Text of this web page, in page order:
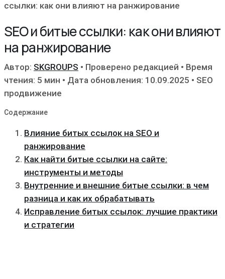
ссылки: как они влияют на ранжирование
SEO и битые ссылки: как они влияют
на ранжирование
Автор: SKGROUPS • Проверено редакцией • Время
чтения: 5 мин • Дата обновления: 10.09.2025 • SEO
продвижение
Содержание
Влияние битых ссылок на SEO и
ранжирование
Как найти битые ссылки на сайте:
инструменты и методы
Внутренние и внешние битые ссылки: в чем
разница и как их обрабатывать
Исправление битых ссылок: лучшие практики
и стратегии